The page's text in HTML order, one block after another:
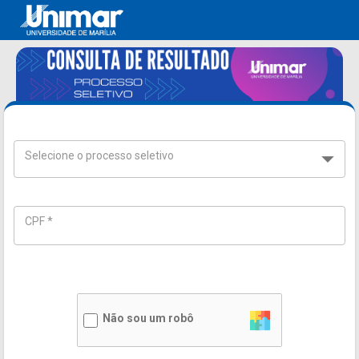
Selecione o processo seletivo
CPF *
Não sou um robô